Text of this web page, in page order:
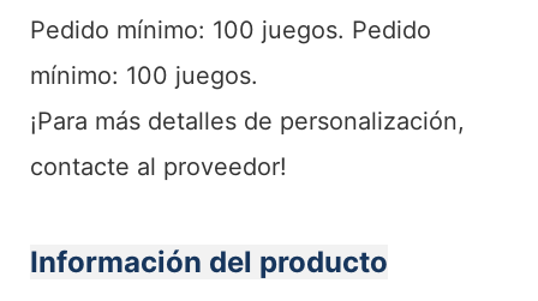
Pedido mínimo: 100 juegos. Pedido
mínimo: 100 juegos.
¡Para más detalles de personalización,
contacte al proveedor!
Información del producto